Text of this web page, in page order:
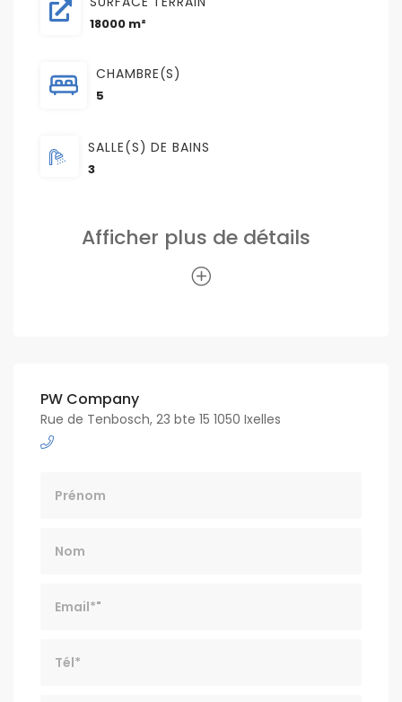
18000 m²
CHAMBRE(S)
5
SALLE(S) DE BAINS
3
PW Company
Rue de Tenbosch, 23 bte 15 1050 Ixelles